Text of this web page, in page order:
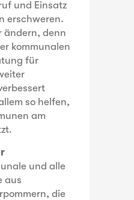
und Einsatz
erschweren.
ändern, denn
kommunalen
für
so helfen,
am
und alle
aus
die